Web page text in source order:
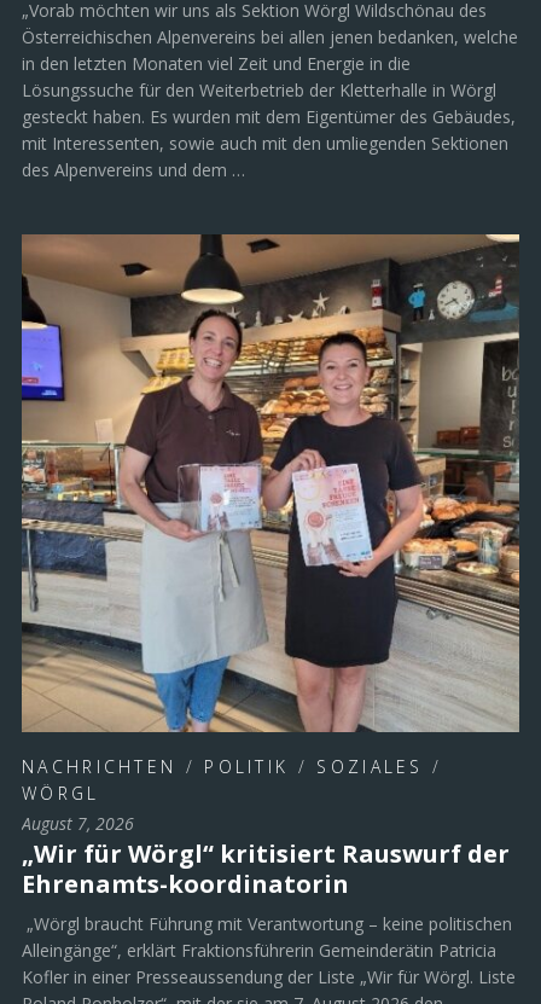
„Vorab möchten wir uns als Sektion Wörgl Wildschönau des
Österreichischen Alpenvereins bei allen jenen bedanken, welche
in den letzten Monaten viel Zeit und Energie in die
Lösungssuche für den Weiterbetrieb der Kletterhalle in Wörgl
gesteckt haben. Es wurden mit dem Eigentümer des Gebäudes,
mit Interessenten, sowie auch mit den umliegenden Sektionen
des Alpenvereins und dem …
NACHRICHTEN / POLITIK / SOZIALES
/
WÖRGL
August 7, 2026
„Wir für Wörgl“ kritisiert Rauswurf der
Ehrenamts-koordinatorin
„Wörgl braucht Führung mit Verantwortung – keine politischen
Alleingänge“, erklärt Fraktionsführerin Gemeinderätin Patricia
Kofler in einer Presseaussendung der Liste „Wir für Wörgl. Liste